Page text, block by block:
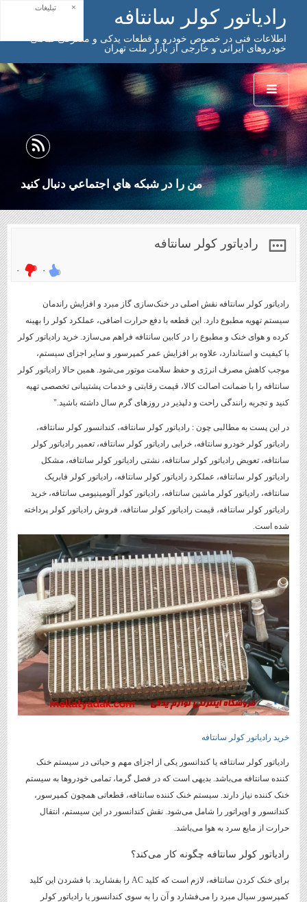
رادیاتور کولر سانتافه
اطلاعات فنی در خصوص خودرو و قطعات یدکی و مصرفی تمامی
خودروهای ایرانی و خارجی از بازار ملت تهران
من را در شبكه هاي اجتماعي دنبال كنيد
رادیاتور کولر سانتافه
۰ ۰
رادیاتور کولر سانتافه نقش اصلی در خنک‌سازی گاز مبرد و افزایش راندمان
سیستم تهویه مطبوع دارد. این قطعه با دفع حرارت اضافی، عملکرد کولر را بهینه
کرده و هوای خنک و مطبوع را در کابین سانتافه فراهم می‌سازد. خرید رادیاتور کولر
با کیفیت و استاندارد، علاوه بر افزایش عمر کمپرسور و سایر اجزای سیستم،
موجب کاهش مصرف انرژی و حفظ سلامت موتور می‌شود. همین حالا رادیاتور کولر
سانتافه را با ضمانت اصالت کالا، قیمت رقابتی و خدمات پشتیبانی تخصصی تهیه
کنید و تجربه رانندگی راحت و دلپذیر در روزهای گرم سال داشته باشید."
در این پست به مطالبی چون : رادیاتور کولر سانتافه، کندانسور کولر سانتافه،
رادیاتور کولر خودرو سانتافه، خرابی رادیاتور کولر سانتافه، تعمیر رادیاتور کولر
سانتافه، تعویض رادیاتور کولر سانتافه، نشتی رادیاتور کولر سانتافه، مشکل
رادیاتور کولر سانتافه، عملکرد رادیاتور کولر سانتافه، رادیاتور کولر فابریک
سانتافه، رادیاتور کولر ماشین سانتافه، رادیاتور کولر آلومینیومی سانتافه، خرید
رادیاتور کولر سانتافه، قیمت رادیاتور کولر سانتافه، فروش رادیاتور کولر پرداخته
شده است.
خرید رادیاتور کولر سانتافه
رادیاتور کولر سانتافه یا کندانسور یکی از اجزای مهم و حیاتی در سیستم خنک
کننده سانتافه می‌باشد. بدیهی است که در فصل گرما، تمامی خودروها به سیستم
خنک کننده نیاز دارند. سیستم خنک کننده سانتافه، قطعاتی همچون کمپرسور،
کندانسور و اوپراتور را شامل می‌شود. نقش کندانسور در این سیستم، انتقال
حرارت از مایع سرد به هوا می‌باشد.
رادیاتور کولر سانتافه چگونه کار می‌کند؟
برای خنک کردن سانتافه، لازم است که کلید AC را بفشارید. با فشردن این کلید
کمپرسور سیال مبرد را می‌فشارد و آن را به سوی کندانسور یا رادیاتور کولر
تبلیغات ×